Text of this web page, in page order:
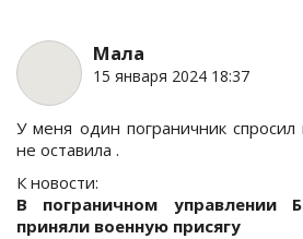
Мала
15 января 2024 18:37
У меня один пограничник
не оставила .
К новости:
В пограничном управлении
приняли военную присягу